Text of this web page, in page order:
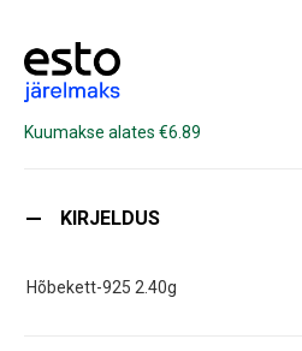
Kuumakse alates €6.89
KIRJELDUS
Hõbekett-925 2.40g